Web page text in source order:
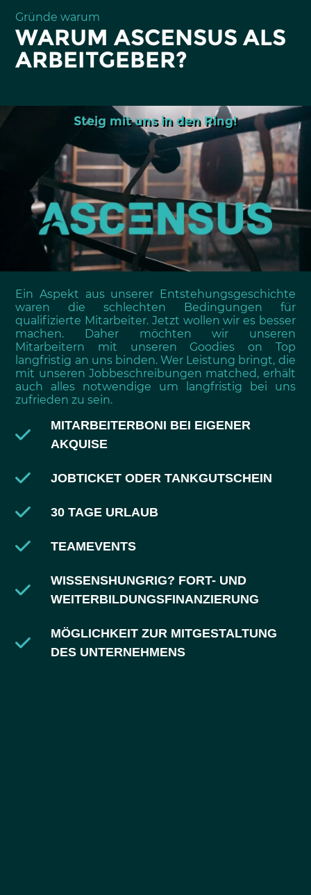
Gründe warum
WARUM ASCENSUS ALS
ARBEITGEBER?
Steig mit uns in den Ring!
Ein Aspekt aus unserer Entstehungsgeschichte
waren die schlechten Bedingungen für
qualifizierte Mitarbeiter. Jetzt wollen wir es besser
machen. Daher möchten wir unseren
Mitarbeitern mit unseren Goodies on Top
langfristig an uns binden. Wer Leistung bringt, die
mit unseren Jobbeschreibungen matched, erhält
auch alles notwendige um langfristig bei uns
zufrieden zu sein.
MITARBEITERBONI BEI EIGENER
AKQUISE
JOBTICKET ODER TANKGUTSCHEIN
30 TAGE URLAUB
TEAMEVENTS
WISSENSHUNGRIG? FORT- UND
WEITERBILDUNGSFINANZIERUNG
MÖGLICHKEIT ZUR MITGESTALTUNG
DES UNTERNEHMENS